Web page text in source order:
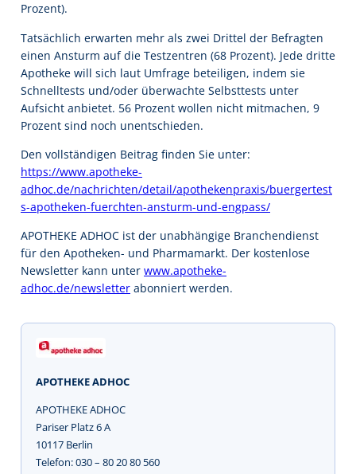
Prozent).
Tatsächlich erwarten mehr als zwei Drittel der Befragten
einen Ansturm auf die Testzentren (68 Prozent). Jede dritte
Apotheke will sich laut Umfrage beteiligen, indem sie
Schnelltests und/oder überwachte Selbsttests unter
Aufsicht anbietet. 56 Prozent wollen nicht mitmachen, 9
Prozent sind noch unentschieden.
Den vollständigen Beitrag finden Sie unter:
https://www.apotheke-
adhoc.de/nachrichten/detail/apothekenpraxis/buergertest
s-apotheken-fuerchten-ansturm-und-engpass/
APOTHEKE ADHOC ist der unabhängige Branchendienst
für den Apotheken- und Pharmamarkt. Der kostenlose
Newsletter kann unter www.apotheke-
adhoc.de/newsletter abonniert werden.
APOTHEKE ADHOC
APOTHEKE ADHOC
Pariser Platz 6 A
10117 Berlin
Telefon: 030 – 80 20 80 560